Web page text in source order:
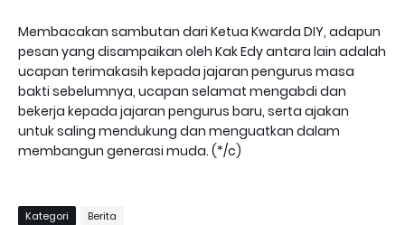
Membacakan sambutan dari Ketua Kwarda DIY, adapun
pesan yang disampaikan oleh Kak Edy antara lain adalah
ucapan terimakasih kepada jajaran pengurus masa
bakti sebelumnya, ucapan selamat mengabdi dan
bekerja kepada jajaran pengurus baru, serta ajakan
untuk saling mendukung dan menguatkan dalam
membangun generasi muda. (*/c)
Kategori Berita